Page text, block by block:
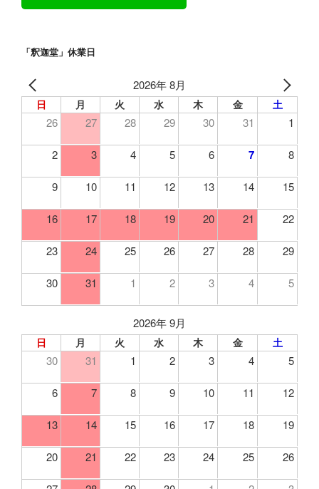
「釈迦堂」休業日
2026年 8月
日 月 火 水 木 金 土
26 27 28 29 30 31 1
2 3 4 5 6 7 8
9 10 11 12 13 14 15
16 17 18 19 20 21 22
23 24 25 26 27 28 29
30 31 1 2 3 4 5
2026年 9月
日 月 火 水 木 金 土
30 31 1 2 3 4 5
6 7 8 9 10 11 12
13 14 15 16 17 18 19
20 21 22 23 24 25 26